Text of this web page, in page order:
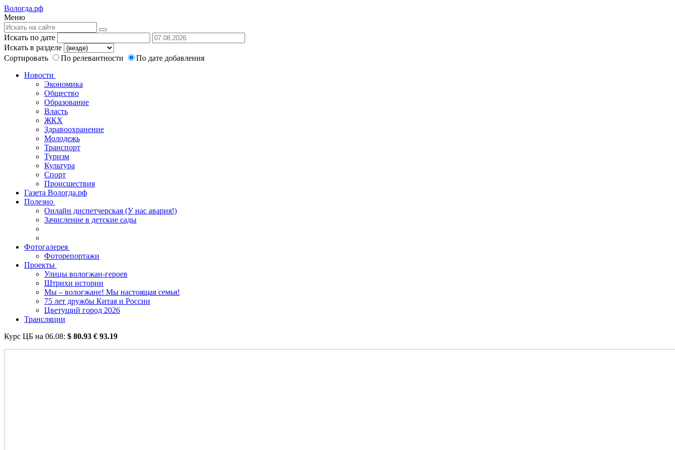
Вологда.рф
Меню
Искать по дате
Искать в разделе
Сортировать
По релевантности
По дате добавления
Новости
Экономика
Общество
Образование
Власть
ЖКХ
Здравоохранение
Молодежь
Транспорт
Туризм
Культура
Спорт
Происшествия
Газета Вологда.рф
Полезно
Онлайн диспетчерская (У нас авария!)
Зачисление в детские сады
Фотогалерея
Фоторепортажи
Проекты
Улицы вологжан-героев
Штрихи истории
Мы – вологжане! Мы настоящая семья!
75 лет дружбы Китая и России
Цветущий город 2026
Трансляции
Курс ЦБ на 06.08: $ 80.93 € 93.19